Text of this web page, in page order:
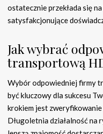
ostatecznie przekłada się
satysfakcjonujące
Jak wybrać
transportową
Wybór odpowiedniej firmy
być kluczowy dla sukcesu
krokiem jest zweryfikowanie
Długoletnia działalność na